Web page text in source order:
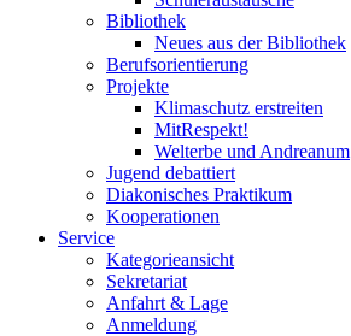
Bibliothek
Neues aus der Bibliothek
Berufsorientierung
Projekte
Klimaschutz erstreiten
MitRespekt!
Welterbe und Andreanum
Jugend debattiert
Diakonisches Praktikum
Kooperationen
Service
Kategorieansicht
Sekretariat
Anfahrt & Lage
Anmeldung